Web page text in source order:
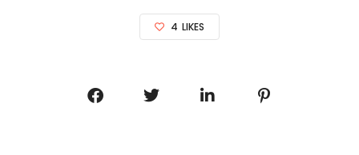
4 LIKES